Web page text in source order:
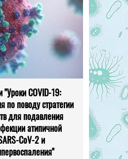
"Уроки COVID-19:
по поводу стратегии
для подавления
атипичной
CoV-2 и